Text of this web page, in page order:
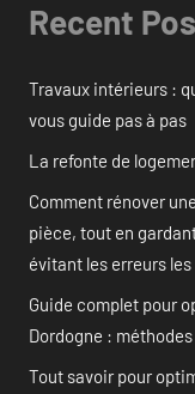
Recent
Travaux intérieurs :
vous guide pas à pas
La refonte de
Comment rénover
pièce, tout en
évitant les erreurs
Guide complet pour
Dordogne :
Tout savoir pour